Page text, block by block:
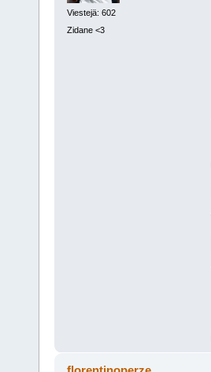
Viestejä: 602
Zidane <3